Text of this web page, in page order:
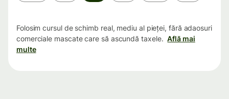
Folosim cursul de schimb real, mediu al pieței, fără adaosuri
comerciale mascate care să ascundă taxele. Află mai
multe